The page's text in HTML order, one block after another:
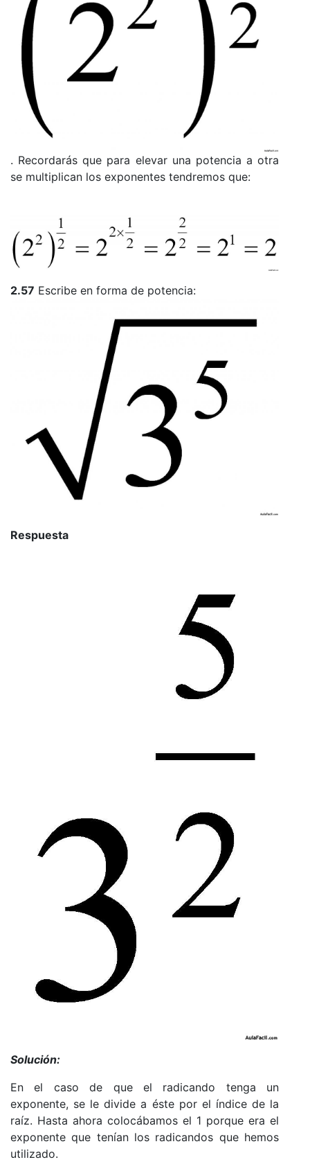
. Recordarás que para elevar una potencia a otra
se multiplican los exponentes tendremos que:
2.57 Escribe en forma de potencia:
Respuesta
Solución:
En el caso de que el radicando tenga un
exponente, se le divide a éste por el índice de la
raíz. Hasta ahora colocábamos el 1 porque era el
exponente que tenían los radicandos que hemos
utilizado.